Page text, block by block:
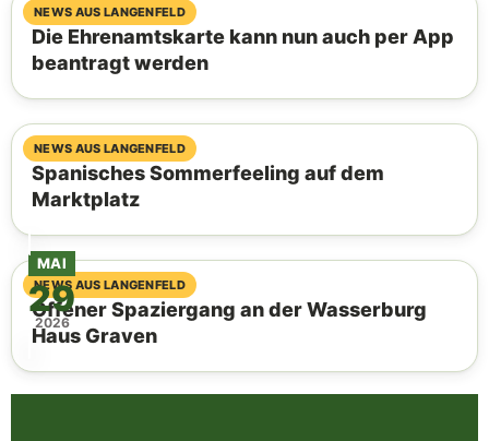
MAI
29
2026
NEWS AUS LANGENFELD
07. August 2026
Die Ehrenamtskarte kann nun auch per App
beantragt werden
NEWS AUS LANGENFELD
06. August 2026
Spanisches Sommerfeeling auf dem
Marktplatz
NEWS AUS LANGENFELD
04. August 2026
Offener Spaziergang an der Wasserburg
Haus Graven